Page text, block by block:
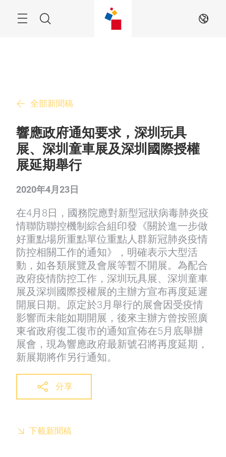
ZH
全部新聞稿
響應政府通知要求，深圳玩具
展、深圳童車展及深圳國際授權
展延期舉行
2020年4月23日
在4月8日，國務院應對新型冠狀病毒肺炎疫
情聯防聯控機制綜合組印發《關於進一步做
好重點場所重點單位重點人群新冠肺炎疫情
防控相關工作的通知》，明確表示大型活
動，如各類展覽及會展等暫不開展。為配合
政府疫情防控工作，深圳玩具展、深圳童車
展及深圳國際授權展的主辦方宣布再度延遲
開展日期。原定於3月舉行的展會因受疫情
影響而未能如期開展，後來主辦方曾按照廣
東省政府復工復市的通知宣佈在5月底舉辦
展會，現為響應政府最新號召將再度延期，
新展期將作另行通知。
分享
下載新聞稿